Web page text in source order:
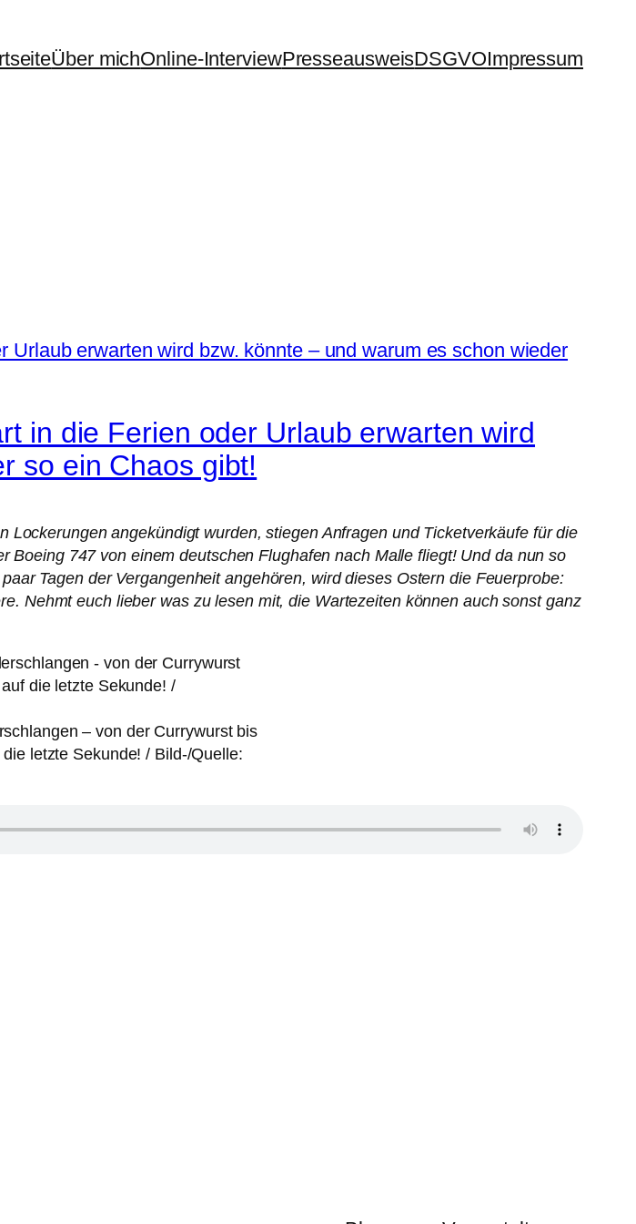
Über michOnline-InterviewPresseausweisDSGVOImpressum
in die Ferien oder Urlaub erwarten wird
so ein Chaos gibt!
angekündigt wurden, stiegen Anfragen und Ticketverkäufe für die
747 von einem deutschen Flughafen nach Malle fliegt! Und da nun so
Tagen der Vergangenheit angehören, wird dieses Ostern die Feuerprobe:
Nehmt euch lieber was zu lesen mit, die Wartezeiten können auch sonst ganz
– von der Currywurst bis
letzte Sekunde! / Bild-/Quelle: